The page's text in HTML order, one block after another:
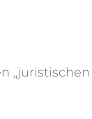
„juristischen